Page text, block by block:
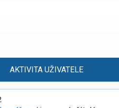
AKTIVITA UŽIVATELE